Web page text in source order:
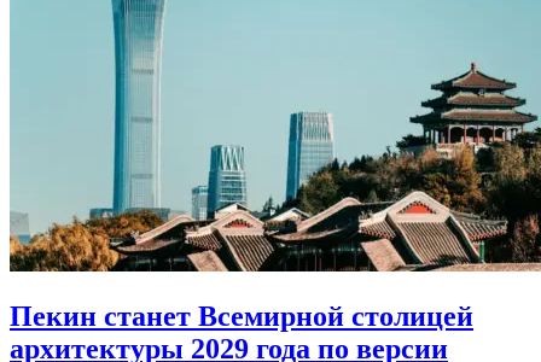
Пекин станет Всемирной столицей
архитектуры 2029 года по версии